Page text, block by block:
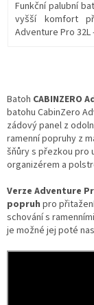
Funkční palubní
vyšší komfort při
Adventure Pro
Batoh CABINZERO
batohu CabinZero
zádový panel z
ramenní popruhy z
šňůry s přezkou pro
organizérem a
Verze Adventure
popruh pro
schování s
je možné jej poté